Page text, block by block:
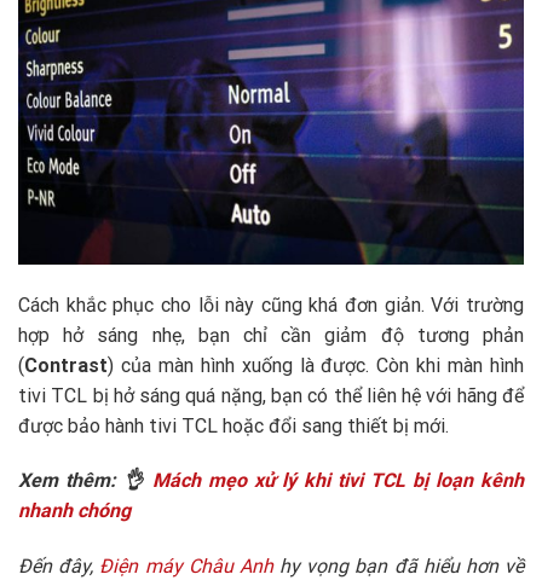
Cách khắc phục cho lỗi này cũng khá đơn giản. Với trường
hợp hở sáng nhẹ, bạn chỉ cần giảm độ tương phản
(Contrast) của màn hình xuống là được. Còn khi màn hình
tivi TCL bị hở sáng quá nặng, bạn có thể liên hệ với hãng để
được bảo hành tivi TCL hoặc đổi sang thiết bị mới.
Xem thêm: 👌 Mách mẹo xử lý khi tivi TCL bị loạn kênh
nhanh chóng
Đến đây, Điện máy Châu Anhhy vọng bạn đã hiểu hơn về